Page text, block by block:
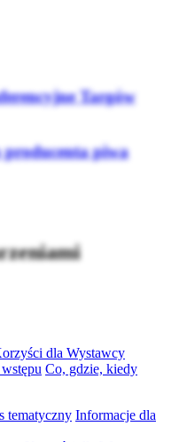
Targów
producenta piwa
dla Wystawcy
Co, gdzie, kiedy
tematyczny Informacje dla